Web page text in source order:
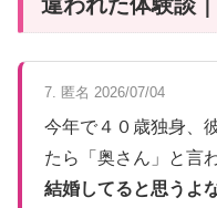
7. 匿名 2026/07/04
今年で４０歳独身、
たら「奥さん」と言
結婚してると思うよ